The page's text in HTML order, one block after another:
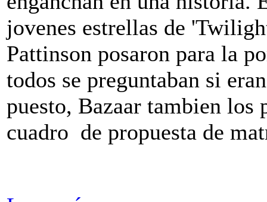
jovenes estrellas de
Pattinson posaron para la
todos se preguntaban si
puesto, Bazaar tambien los
cuadro de propuesta de